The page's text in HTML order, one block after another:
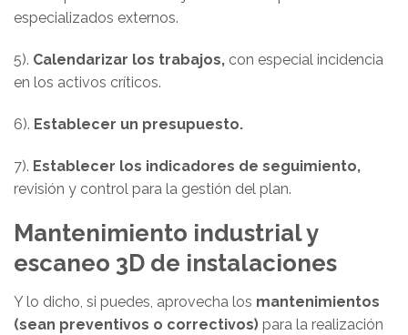
especializados externos.
5). Calendarizar los trabajos, con especial incidencia
en los activos críticos.
6). Establecer un presupuesto.
7). Establecer los indicadores de seguimiento,
revisión y control para la gestión del plan.
Mantenimiento industrial y
escaneo 3D de instalaciones
Y lo dicho, si puedes, aprovecha los mantenimientos
(sean preventivos o correctivos) para la realización